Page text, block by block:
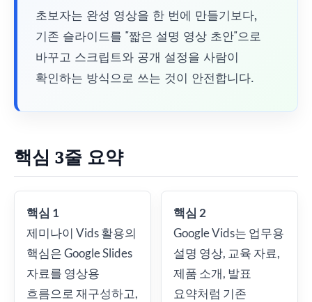
초보자는 완성 영상을 한 번에 만들기보다,
기존 슬라이드를 "짧은 설명 영상 초안"으로
바꾸고 스크립트와 공개 설정을 사람이
확인하는 방식으로 쓰는 것이 안전합니다.
핵심 3줄 요약
핵심 1
제미나이 Vids 활용의
핵심은 Google Slides
자료를 영상용
흐름으로 재구성하고,
핵심 2
Google Vids는 업무용
설명 영상, 교육 자료,
제품 소개, 발표
요약처럼 기존